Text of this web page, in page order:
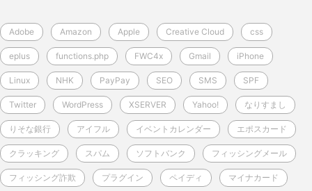
Adobe Amazon Apple Creative Cloud css
eplus functions.php FWC4x Gmail iPhone
Linux NHK PayPay SEO SMS SPF
Twitter WordPress XSERVER Yahoo! なりすまし
りそな銀行 アイフル イベントカレンダー エポスカード
クラッキング スパム ソフトバンク フィッシングメール
フィッシング詐欺 プラグイン ペイディ マイナカード